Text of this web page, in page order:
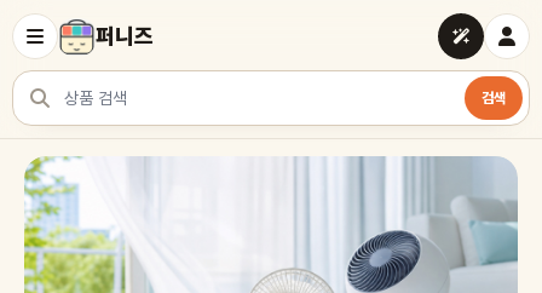
퍼니즈
상품 검색
검색
여러 쇼핑몰 상품을 한곳에서 찾아보세요